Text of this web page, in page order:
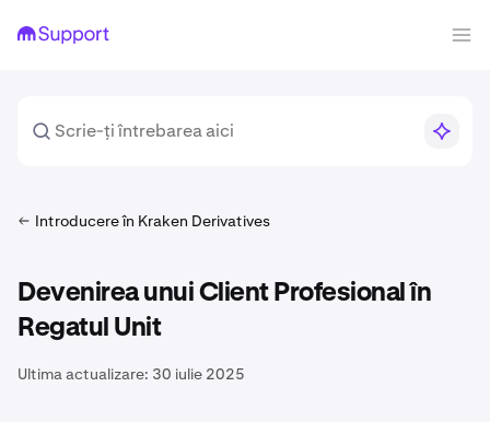
Introducere în Kraken Derivatives
Devenirea unui Client Profesional în
Regatul Unit
Ultima actualizare: 30 iulie 2025